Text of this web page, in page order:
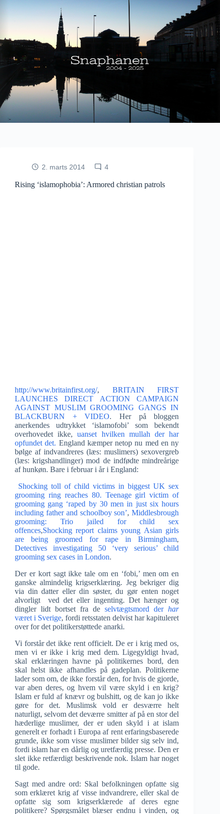
2. marts 2014 4
Rising ‘islamophobia’: Armored christian patrols
http://www.britainfirst.org/, BRITAIN FIRST
LAUNCHES DIRECT ACTION CAMPAIGN
AGAINST MUSLIM GROOMING GANGS IN
BLACKBURN + VIDEO. Her på bloggen
anerkendes udtrykket ‘islamofobi’ som bekendt
overhovedet ikke,uanset hvilken mullah der har
opfundet det. England kæmper netop nu med en ny
bølge af indvandreres (læs: muslimers) sexovergreb
(læs: krigshandlinger) mod de indfødte mindreårige
af hunkøn. Bare i februar i år i England:
Shocking toll of child victims in biggest UK sex
grooming ring reaches 80. Teenage girl victim of
grooming gang ‘raped by 30 men in just six hours
including father and schoolboy son’, Middlesbrough
grooming: Trio jailed for child sex
offences,Shocking report claims young Asian girls
are being groomed for rape in Birmingham,
Detectives investigating 50 ‘very serious’ child
grooming sex cases in London.
Der er kort sagt ikke tale om en ‘fobi,’ men om en
ganske almindelig krigserklæring. Jeg bekriger dig
via din datter eller din søster, du gør enten noget
alvorligt ved det eller ingenting. Det hænger og
dingler lidt bortset fra deselvtægtsmord derhar
været i Sverige, fordi retsstaten delvist har kapituleret
over for det politikerstøttede anarki.
Vi forstår det ikke rent officielt. De er i krig med os,
men vi er ikke i krig med dem. Ligegyldigt hvad,
skal erklæringen havne på politikernes bord, den
skal helst ikke afhandles på gadeplan. Politikerne
lader som om, de ikke forstår den, for hvis de gjorde,
var aben deres, og hvem vil være skyld i en krig?
Islam er fuld af knævr og bulshitt, og de kan jo ikke
gøre for det. Muslimsk vold er desværre helt
naturligt, selvom det deværre smitter af på en stor del
hæderlige muslimer, der er uden skyld i at islam
generelt er forhadt i Europa af rent erfaringsbaserede
grunde, ikke som visse muslimer bilder sig selv ind,
fordi islam har en dårlig og uretfærdig presse. Den er
slet ikke retfærdigt beskrivende nok. Islam har noget
til gode.
Sagt med andre ord: Skal befolkningen opfatte sig
som erklæret krig af visse indvandrere, eller skal de
opfatte sig som krigserklærede af deres egne
politikere? Spørgsmålet blæser endnu i vinden, og